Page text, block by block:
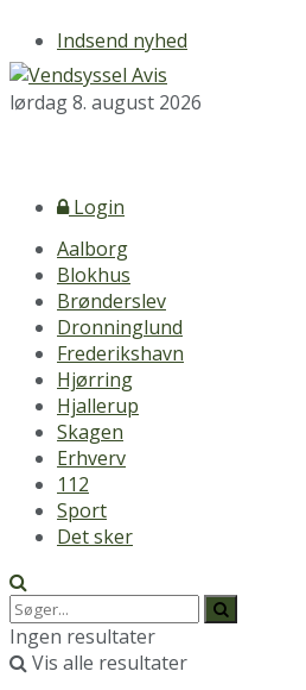
Indsend nyhed
lørdag 8. august 2026
Login
Aalborg
Blokhus
Brønderslev
Dronninglund
Frederikshavn
Hjørring
Hjallerup
Skagen
Erhverv
112
Sport
Det sker
Ingen resultater
Vis alle resultater